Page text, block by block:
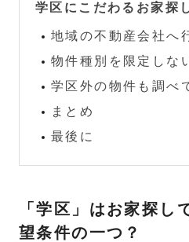
学区にこだわるお家探
地域の不動産会社へ
物件種別を限定しな
学区外の物件も調べ
まとめ
最後に
「学区」はお家探し
望条件の一つ？